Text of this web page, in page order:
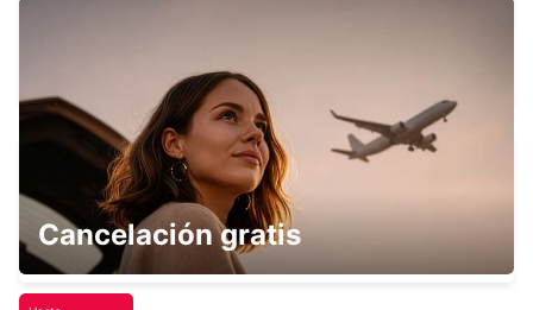
AGADIR
AGADIR - MOROCCO
Cancelación gratis